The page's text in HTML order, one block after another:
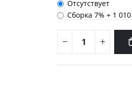
Отсутствует
Сборка 7%+ 1